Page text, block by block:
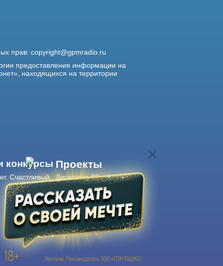
прав: copyright@gpmradio.ru
предоставления информации на
находящихся на территории
конкурсы
Счастливый
Проекты
Дискотека 80-х
Живые концерты
Журнал Авторадио
Авторадиов смартфоне